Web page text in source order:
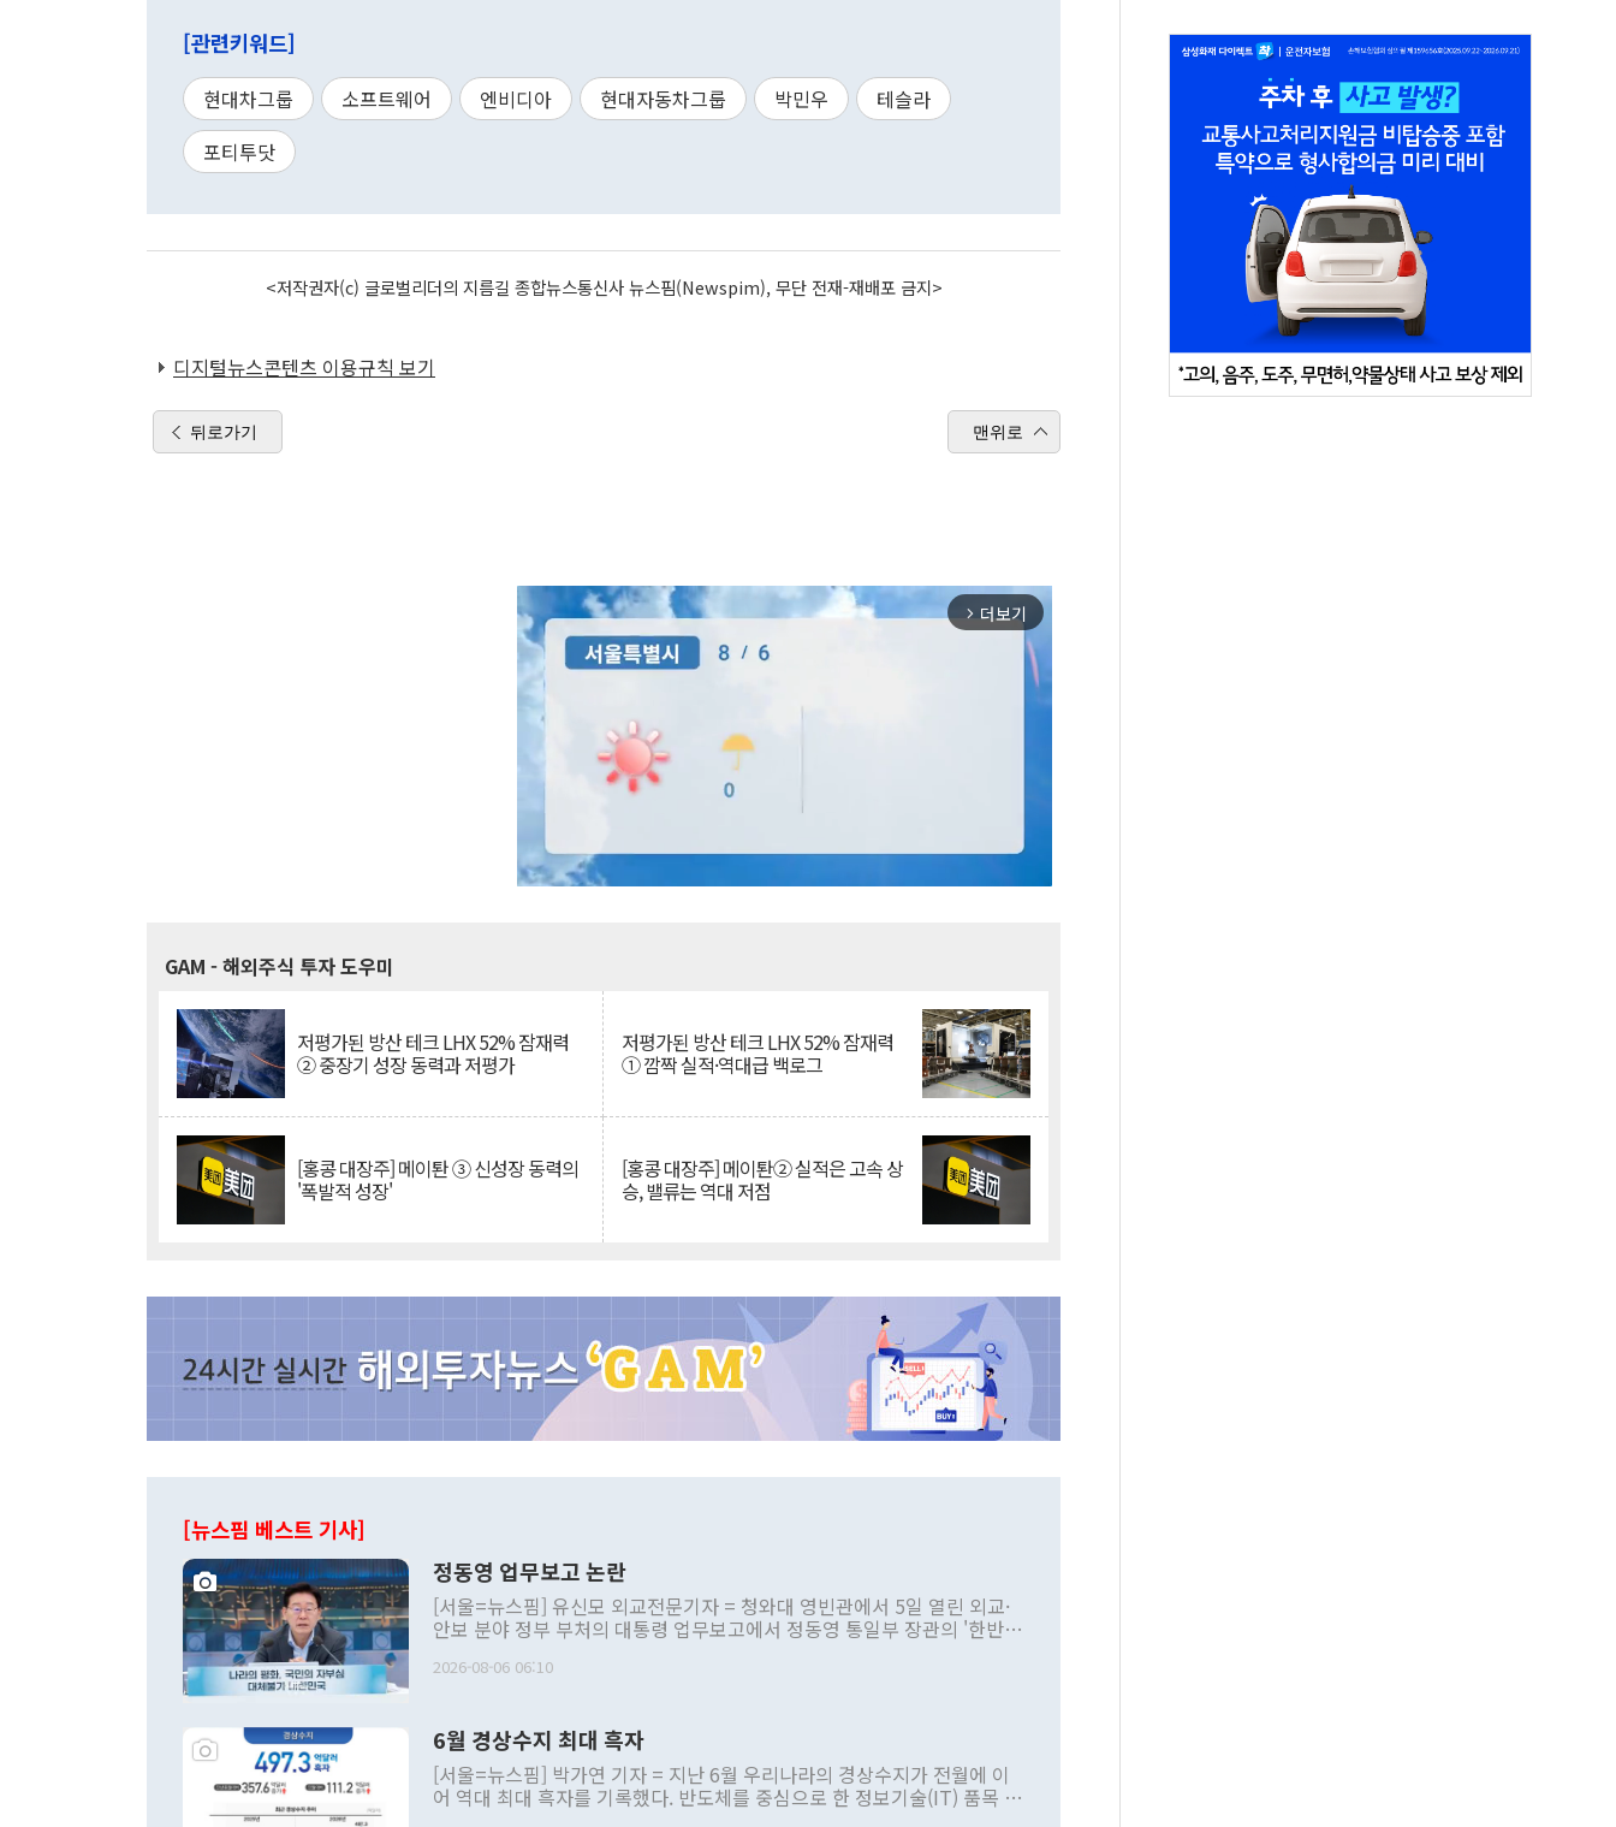
[관련키워드]
현대차그룹 소프트웨어 엔비디아 현대자동차그룹 박민우
테슬라
포티투닷
<저작권자(c) 글로벌리더의 지름길 종합뉴스통신사 뉴스핌(Newspim), 무단 전재-재배포 금지>
디지털뉴스콘텐츠 이용규칙 보기
뒤로가기 맨위로
arrow_forward_ios 더보기
GAM - 해외주식 투자 도우미
저평가된 방산 테크 LHX 52% 잠재력
② 중장기 성장 동력과 저평가
저평가된 방산 테크 LHX 52% 잠재력
① 깜짝 실적·역대급 백로그
[홍콩 대장주] 메이퇀 ③ 신성장 동력의
'폭발적 성장'
[홍콩 대장주] 메이퇀② 실적은 고속 상
승, 밸류는 역대 저점
[뉴스핌 베스트 기사]
정동영 업무보고 논란
[서울=뉴스핌] 유신모 외교전문기자 = 청와대 영빈관에서 5일 열린 외교·
안보 분야 정부 부처의 대통령 업무보고에서 정동영 통일부 장관의 '한반도
발언 중에는 정부 내 조율을 거치지 않은 사안을 정책으로 추진하겠다고 공
주의적 희망에 근거한 비현실적 구상'이라는 비판을 내놨다. 그동안 정 장
관의 대북 정책 관련 발언이 물의를 빚은 적은 여러 번 있지만 대통령과 유
관 부처 장관이 공개적으로 부정적 입장을 표명한 것은 이례적이다. 정 장
관의 무리한 대북 접근법과 월권을 제어해야 한다는 목소리도 높아지고 있
2026-08-06 06:10
6월 경상수지 최대 흑자
[서울=뉴스핌] 박가연 기자 = 지난 6월 우리나라의 경상수지가 전월에 이
어 역대 최대 흑자를 기록했다. 반도체를 중심으로 한 정보기술(IT) 품목 수